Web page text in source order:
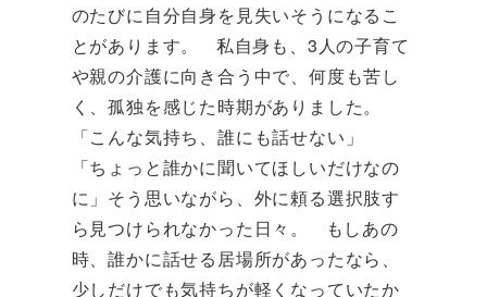
のたびに自分自身を見失いそうになるこ
とがあります。 私自身も、3人の子育て
や親の介護に向き合う中で、何度も苦し
く、孤独を感じた時期がありました。
「こんな気持ち、誰にも話せない」
「ちょっと誰かに聞いてほしいだけなの
に」そう思いながら、外に頼る選択肢す
ら見つけられなかった日々。 もしあの
時、誰かに話せる居場所があったなら、
少しだけでも気持ちが軽くなっていたか